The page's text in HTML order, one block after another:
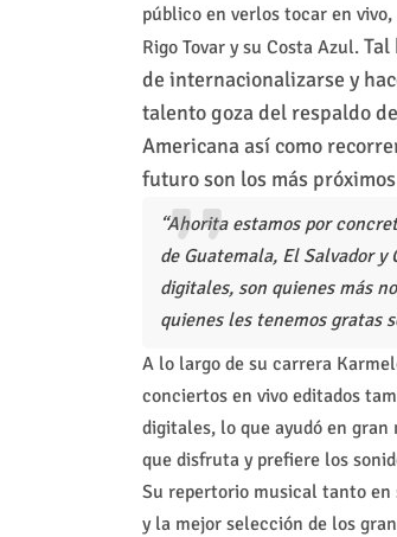
público en verlos tocar en
Rigo Tovar y su Costa Azul. Tal
de internacionalizarse y
talento goza del respaldo
Americana así como
futuro son los más
“Ahorita estamos por
de Guatemala, El Salvador
digitales, son quienes más
quienes les tenemos gratas
A lo largo de su carrera
conciertos en vivo editados
digitales, lo que ayudó en
que disfruta y prefiere los
Su repertorio musical tanto en
y la mejor selección de los